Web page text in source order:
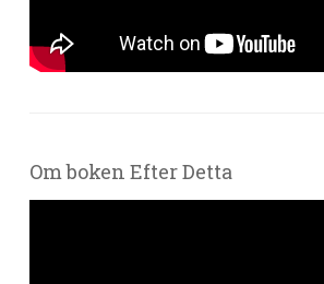
Om boken Efter Detta